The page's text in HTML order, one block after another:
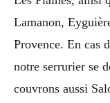
Lamanon,
Provence. En cas
notre serrurier se
couvrons aussi